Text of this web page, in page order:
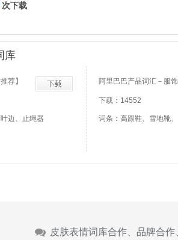
次下载
库
荐】
边、止绳器
阿里巴巴产品词汇－服
下载：14552
词条：高跟鞋、雪地靴
皮肤表情词库合作、品牌合